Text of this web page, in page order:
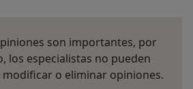
son importantes, por
los especialistas no pueden
o eliminar opiniones.